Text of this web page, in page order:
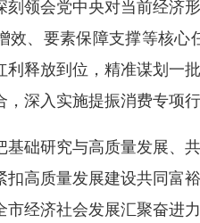
会党中央对当前经济形
效、要素保障支撑等核
利释放到位，精准谋划一
，深入实施提振消费专项
研究与高质量发展、共
扣高质量发展建设共同富
市经济社会发展汇聚奋进